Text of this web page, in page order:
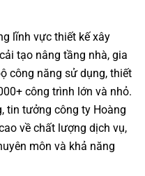
lĩnh vực thiết kế xây
tạo nâng tầng nhà, gia
công năng sử dụng, thiết
công trình lớn và nhỏ.
tin tưởng công ty Hoàng
về chất lượng dịch vụ,
môn và khả năng